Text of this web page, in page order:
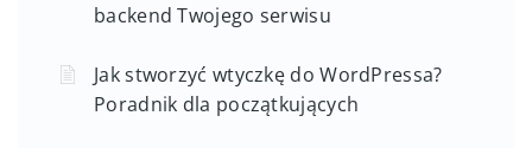
backend Twojego serwisu
Jak stworzyć wtyczkę do WordPressa?
Poradnik dla początkujących